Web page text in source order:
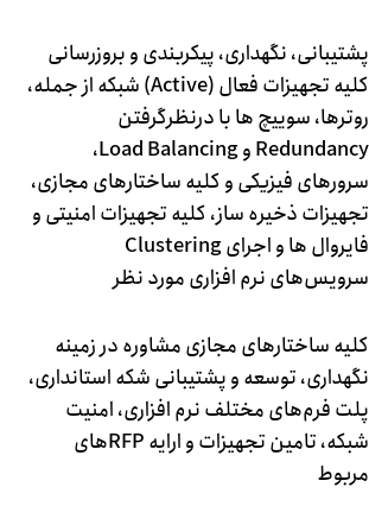
پشتیبانی، نگهداری، پیکربندی و بروزرسانی
کلیه تجهیزات فعال (Active) شبکه از جمله،
روترها، سوییچ ها با درنظرگرفتن
Redundancy و Load Balancing،
سرورهای فیزیکی و کلیه ساختارهای مجازی،
تجهیزات ذخیره ساز، کلیه تجهیزات امنیتی و
فایروال ها و اجرای Clustering
سرویس‌های نرم افزاری مورد نظر
کلیه ساختارهای مجازی مشاوره در زمینه
نگهداری، توسعه و پشتیبانی شکه استانداری،
پلت فرم‌های مختلف نرم افزاری، امنیت
شبکه، تامین تجهیزات و ارایه RFPهای
مربوط